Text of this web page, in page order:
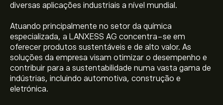
diversas aplicações industriais a nível mundial.
Atuando principalmente no setor da química
especializada, a LANXESS AG concentra-se em
oferecer produtos sustentáveis e de alto valor. As
soluções da empresa visam otimizar o desempenho e
contribuir para a sustentabilidade numa vasta gama de
indústrias, incluindo automotiva, construção e
eletrónica.